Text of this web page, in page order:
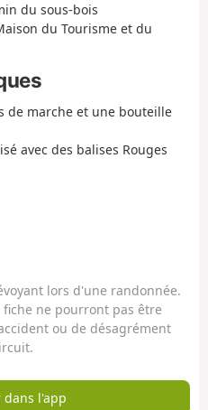
du sous-bois
du Tourisme et du
de marche et une bouteille
avec des balises Rouges
lors d'une randonnée.
ne pourront pas être
ou de désagrément
dans l'app